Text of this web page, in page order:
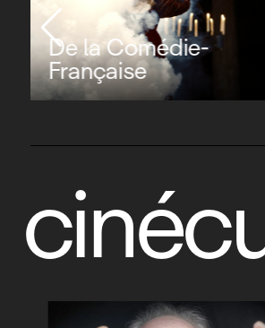
De la Comédie-
Française